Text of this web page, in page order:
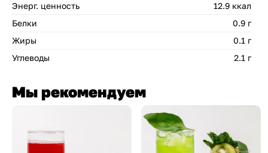
Энерг. ценность
12.9 ккал
Белки
0.9 г
Жиры
0.1 г
Углеводы
2.1 г
Мы рекомендуем